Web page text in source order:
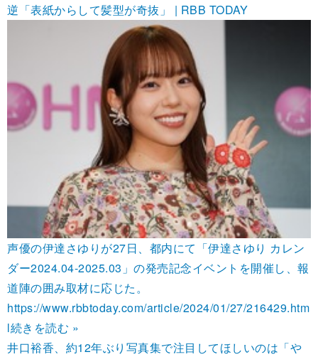
逆「表紙からして髪型が奇抜」 | RBB TODAY
声優の伊達さゆりが27日、都内にて「伊達さゆり カレン
ダー2024.04-2025.03」の発売記念イベントを開催し、報
道陣の囲み取材に応じた。
https://www.rbbtoday.com/article/2024/01/27/216429.htm
l続きを読む »
井口裕香、約12年ぶり写真集で注目してほしいのは「や